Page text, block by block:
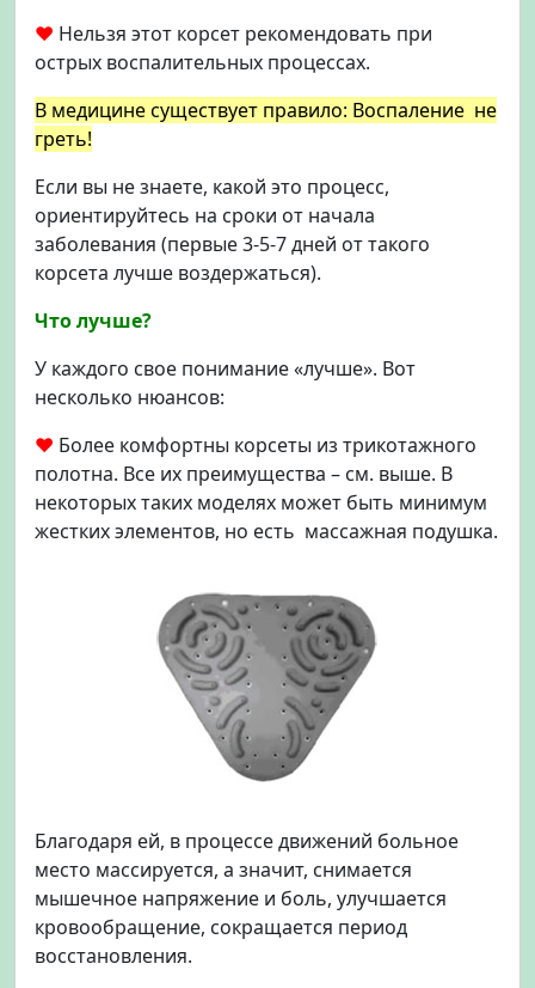
♥ Нельзя этот корсет рекомендовать при
острых воспалительных процессах.
В медицине существует правило: Воспаление не
греть!
Если вы не знаете, какой это процесс,
ориентируйтесь на сроки от начала
заболевания (первые 3-5-7 дней от такого
корсета лучше воздержаться).
Что лучше?
У каждого свое понимание «лучше». Вот
несколько нюансов:
♥ Более комфортны корсеты из трикотажного
полотна. Все их преимущества – см. выше. В
некоторых таких моделях может быть минимум
жестких элементов, но есть массажная подушка.
Благодаря ей, в процессе движений больное
место массируется, а значит, снимается
мышечное напряжение и боль, улучшается
кровообращение, сокращается период
восстановления.